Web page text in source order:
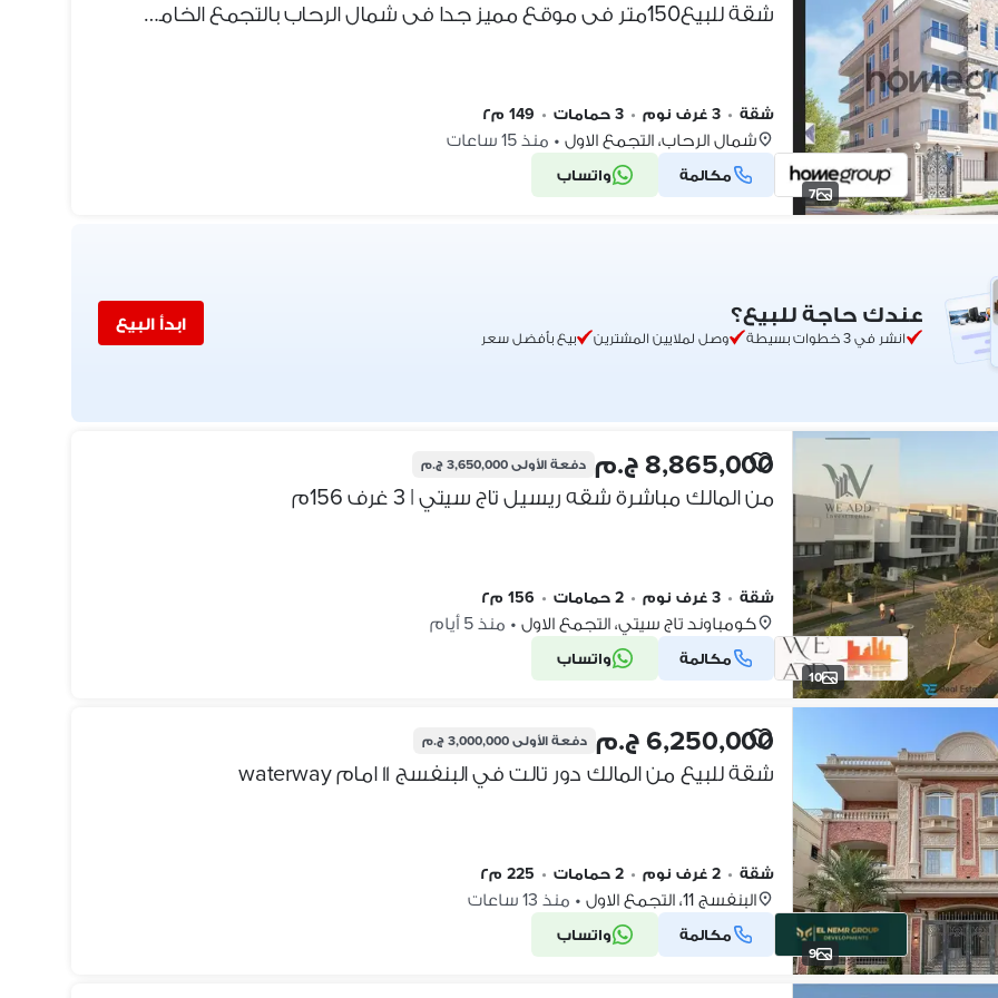
7
شقة للبيع150متر فى موقع مميز جدا فى شمال الرحاب بالتجمع الخامس من المالك مباشرة
شقة • 3 غرف نوم • 3 حمامات • 149 م٢
شمال الرحاب، التجمع الاول • منذ 15 ساعات
مكالمة واتساب
عندك حاجة للبيع؟
انشر في 3 خطوات بسيطة وصل لملايين المشترين بيع بأفضل سعر
ابدأ البيع
10
8,865,000 ج.م دفعة الأولى3,650,000 ج.م
من المالك مباشرة شقه ريسيل تاج سيتي | 3 غرف 156م
شقة • 3 غرف نوم • 2 حمامات • 156 م٢
كومباوند تاج سيتي، التجمع الاول • منذ 5 أيام
مكالمة واتساب
9
6,250,000 ج.م دفعة الأولى3,000,000 ج.م
شقة للبيع من المالك دور تالت في البنفسج ١١ امام waterway
شقة • 2 غرف نوم • 2 حمامات • 225 م٢
البنفسج 11، التجمع الاول • منذ 13 ساعات
مكالمة واتساب